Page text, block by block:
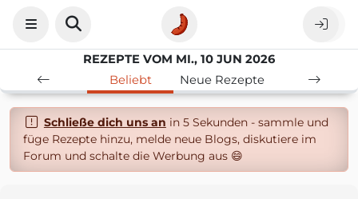
REZEPTE VOM MI., 10 JUN 2026
Beliebt
Neue Rezepte
Schließe dich uns an in 5 Sekunden - sammle und
füge Rezepte hinzu, melde neue Blogs, diskutiere im
Forum und schalte die Werbung aus 😄